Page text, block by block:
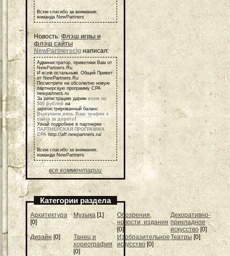
Всем спасибо за внимание,
команда NewPartners
Новость:Флэш игры и
флэш сайты
NewPartnerscig написал:
Администратор, приветики Вам от
NewPartners.Ru
И всем остальным, Общий Привет
от NewPartners.Ru
Посмотрите на обсолютно новую
партнерскую программу СРА
newpartners.ru
За регистрацию дарим всем по
500 рублей на
зарегистрированный баланс.
Выкупаем весь Ваш трафик с
сайта за дорого!
Узнай подробнее в партнерке -
ПАРТНЕРСКАЯ ПРОГРАММА
СРА http://aff.newpartners.ru/
Всем спасибо за внимание,
команда NewPartners
все комментарии
Категории раздела
Архитектура
[0]
Музыка [1]
Обозрения,
новости, издания
[0]
Декоративно-
прикладное
искусство [0]
Дизайн [0]
Танец и
хореография
[0]
Изобразительное
искусство [0]
Театры [0]